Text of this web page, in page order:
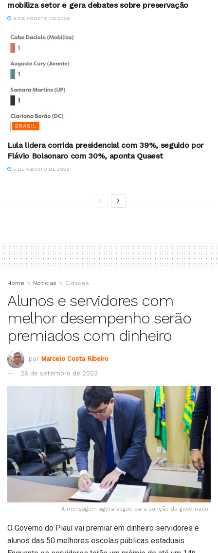
mobiliza setor e gera debates sobre preservação
6 DE AGOSTO DE 2026
BRASIL
Lula lidera corrida presidencial com 39%, seguido por
Flávio Bolsonaro com 30%, aponta Quaest
5 DE AGOSTO DE 2026
Home Notícias Cidades
Alunos e servidores com
melhor desempenho serão
premiados com dinheiro
por Marcelo Costa Ribeiro
26 de setembro de 2023
A mensagem agora segue para sanção do governador
O Governo do Piauí vai premiar em dinheiro servidores e
alunos das 50 melhores escolas públicas estaduais.